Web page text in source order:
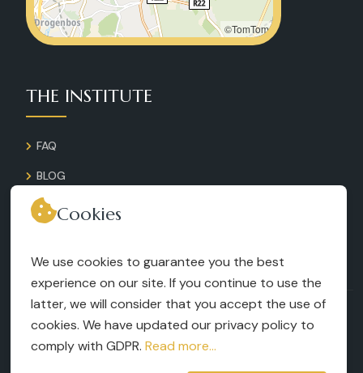
©TomTom
THE INSTITUTE
FAQ
BLOG
GALLERY
RECRUITMENT
TERMS AND CONDITIONS
LEGAL NOTICES
Cookies
We use cookies to guarantee you the best
experience on our site. If you continue to use the
latter, we will consider that you accept the use of
cookies. We have updated our privacy policy to
comply with GDPR. Read more...